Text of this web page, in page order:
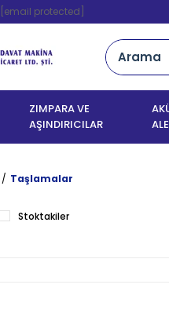
[email protected]
ZIMPARA VE
AŞINDIRICILAR
Taşlamalar
Stoktakiler